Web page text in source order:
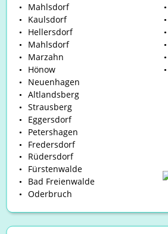
•
•
•
•
•
•
•
Mahlsdorf
• Kaulsdorf
• Hellersdorf
• Mahlsdorf
• Marzahn
• Hönow
• Neuenhagen
• Altlandsberg
• Strausberg
• Eggersdorf
• Petershagen
• Fredersdorf
• Rüdersdorf
• Fürstenwalde
• Bad Freienwalde
• Oderbruch